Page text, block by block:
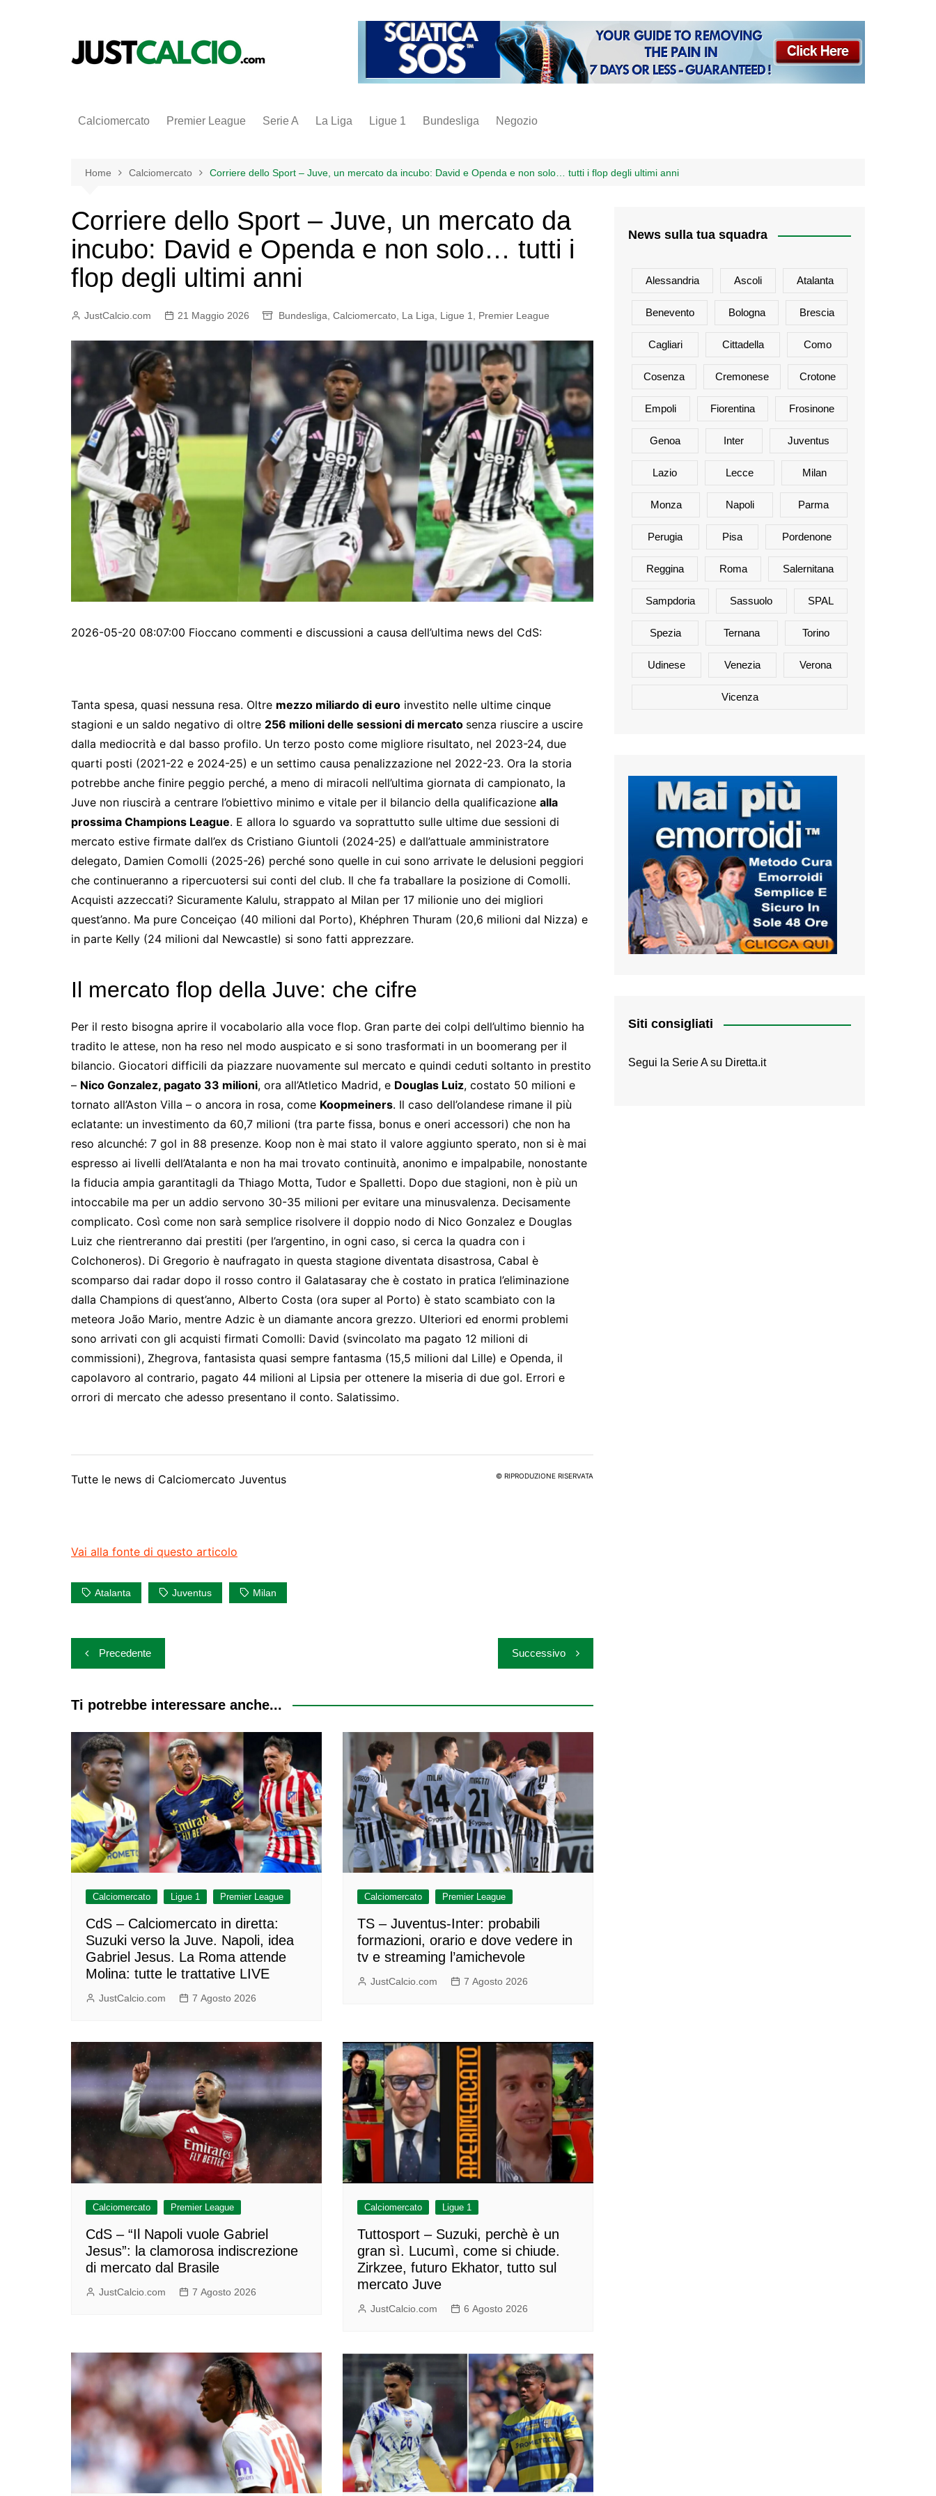
Calciomercato Premier League Serie A La Liga Ligue 1 Bundesliga Negozio
inter
napoli
vintage
Home Calciomercato Corriere dello Sport – Juve, un mercato da incubo: David e Openda e non solo… tutti i flop degli ultimi anni
Corriere dello Sport – Juve, un mercato da
incubo: David e Openda e non solo… tutti i
flop degli ultimi anni
JustCalcio.com 21 Maggio 2026 Bundesliga Calciomercato La Liga Ligue 1 Premier League
2026-05-20 08:07:00 Fioccano commenti e discussioni a causa dell’ultima news del CdS:
Tanta spesa, quasi nessuna resa. Oltre mezzo miliardo di euro investito nelle ultime cinque
stagioni e un saldo negativo di oltre 256 milioni delle sessioni di mercato senza riuscire a uscire
dalla mediocrità e dal basso profilo. Un terzo posto come migliore risultato, nel 2023-24, due
quarti posti (2021-22 e 2024-25) e un settimo causa penalizzazione nel 2022-23. Ora la storia
potrebbe anche finire peggio perché, a meno di miracoli nell’ultima giornata di campionato, la
Juve non riuscirà a centrare l’obiettivo minimo e vitale per il bilancio della qualificazione alla
prossima Champions League. E allora lo sguardo va soprattutto sulle ultime due sessioni di
mercato estive firmate dall’ex ds Cristiano Giuntoli (2024-25) e dall’attuale amministratore
delegato, Damien Comolli (2025-26) perché sono quelle in cui sono arrivate le delusioni peggiori
che continueranno a ripercuotersi sui conti del club. Il che fa traballare la posizione di Comolli.
Acquisti azzeccati? Sicuramente Kalulu, strappato al Milan per 17 milionie uno dei migliori
quest’anno. Ma pure Conceiçao (40 milioni dal Porto), Khéphren Thuram (20,6 milioni dal Nizza) e
in parte Kelly (24 milioni dal Newcastle) si sono fatti apprezzare.
Il mercato flop della Juve: che cifre
Per il resto bisogna aprire il vocabolario alla voce flop. Gran parte dei colpi dell’ultimo biennio ha
tradito le attese, non ha reso nel modo auspicato e si sono trasformati in un boomerang per il
bilancio. Giocatori difficili da piazzare nuovamente sul mercato e quindi ceduti soltanto in prestito
– Nico Gonzalez, pagato 33 milioni, ora all’Atletico Madrid, e Douglas Luiz, costato 50 milioni e
tornato all’Aston Villa – o ancora in rosa, come Koopmeiners. Il caso dell’olandese rimane il più
eclatante: un investimento da 60,7 milioni (tra parte fissa, bonus e oneri accessori) che non ha
reso alcunché: 7 gol in 88 presenze. Koop non è mai stato il valore aggiunto sperato, non si è mai
espresso ai livelli dell’Atalanta e non ha mai trovato continuità, anonimo e impalpabile, nonostante
la fiducia ampia garantitagli da Thiago Motta, Tudor e Spalletti. Dopo due stagioni, non è più un
intoccabile ma per un addio servono 30-35 milioni per evitare una minusvalenza. Decisamente
complicato. Così come non sarà semplice risolvere il doppio nodo di Nico Gonzalez e Douglas
Luiz che rientreranno dai prestiti (per l’argentino, in ogni caso, si cerca la quadra con i
Colchoneros). Di Gregorio è naufragato in questa stagione diventata disastrosa, Cabal è
scomparso dai radar dopo il rosso contro il Galatasaray che è costato in pratica l’eliminazione
dalla Champions di quest’anno, Alberto Costa (ora super al Porto) è stato scambiato con la
meteora João Mario, mentre Adzic è un diamante ancora grezzo. Ulteriori ed enormi problemi
sono arrivati con gli acquisti firmati Comolli: David (svincolato ma pagato 12 milioni di
commissioni), Zhegrova, fantasista quasi sempre fantasma (15,5 milioni dal Lille) e Openda, il
capolavoro al contrario, pagato 44 milioni al Lipsia per ottenere la miseria di due gol. Errori e
orrori di mercato che adesso presentano il conto. Salatissimo.
© RIPRODUZIONE RISERVATA
Tutte le news di Calciomercato Juventus
Vai alla fonte di questo articolo
Atalanta Juventus Milan
Navigazione
articoli
Precedente Successivo
Ti potrebbe interessare anche...
Calciomercato Ligue 1 Premier League
CdS – Calciomercato in diretta:
Suzuki verso la Juve. Napoli, idea
Gabriel Jesus. La Roma attende
Molina: tutte le trattative LIVE
JustCalcio.com 7 Agosto 2026
Calciomercato Premier League
TS – Juventus-Inter: probabili
formazioni, orario e dove vedere in
tv e streaming l’amichevole
JustCalcio.com 7 Agosto 2026
Calciomercato Premier League
CdS – “Il Napoli vuole Gabriel
Jesus”: la clamorosa indiscrezione
di mercato dal Brasile
JustCalcio.com 7 Agosto 2026
Calciomercato Ligue 1
Tuttosport – Suzuki, perchè è un
gran sì. Lucumì, come si chiude.
Zirkzee, futuro Ekhator, tutto sul
mercato Juve
JustCalcio.com 6 Agosto 2026
News sulla tua squadra
Alessandria Ascoli Atalanta
Benevento Bologna Brescia
Cagliari Cittadella Como
Cosenza Cremonese Crotone
Empoli Fiorentina Frosinone
Genoa Inter Juventus
Lazio Lecce Milan
Monza Napoli Parma
Perugia Pisa Pordenone
Reggina Roma Salernitana
Sampdoria Sassuolo SPAL
Spezia Ternana Torino
Udinese Venezia Verona
Vicenza
Siti consigliati
Segui la Serie A su Diretta.it